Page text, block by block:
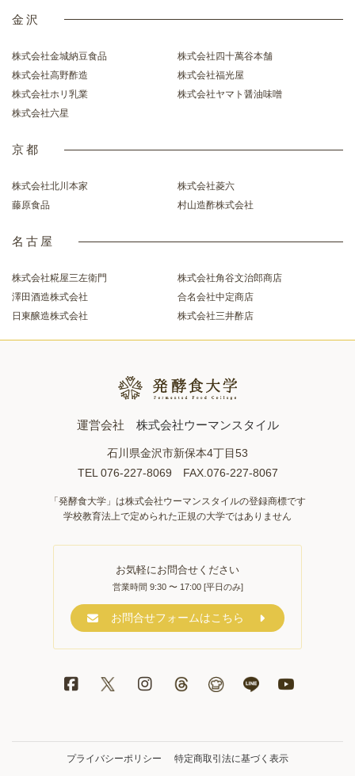
金沢
株式会社金城納豆食品
株式会社四十萬谷本舗
株式会社高野酢造
株式会社福光屋
株式会社ホリ乳業
株式会社ヤマト醤油味噌
株式会社六星
京都
株式会社北川本家
株式会社菱六
藤原食品
村山造酢株式会社
名古屋
株式会社糀屋三左衛門
株式会社角谷文治郎商店
澤田酒造株式会社
合名会社中定商店
日東醸造株式会社
株式会社三井酢店
運営会社 株式会社ウーマンスタイル
石川県金沢市新保本4丁目53
TEL 076-227-8069 FAX.076-227-8067
「発酵食大学」は株式会社ウーマンスタイルの登録商標です
学校教育法上で定められた正規の大学ではありません
お気軽にお問合せください
営業時間 9:30 〜 17:00 [平日のみ]
お問合せフォームはこちら
プライバシーポリシー 特定商取引法に基づく表示